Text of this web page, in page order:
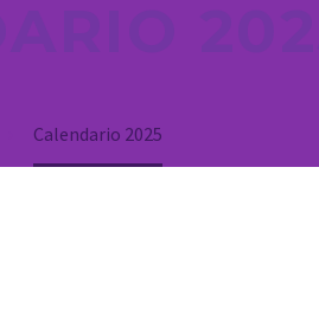
Calendario 2025